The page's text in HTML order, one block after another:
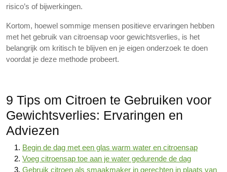
risico’s of bijwerkingen.
Kortom, hoewel sommige mensen positieve ervaringen hebben
met het gebruik van citroensap voor gewichtsverlies, is het
belangrijk om kritisch te blijven en je eigen onderzoek te doen
voordat je deze methode probeert.
9 Tips om Citroen te Gebruiken voor
Gewichtsverlies: Ervaringen en
Adviezen
Begin de dag met een glas warm water en citroensap
Voeg citroensap toe aan je water gedurende de dag
Gebruik citroen als smaakmaker in gerechten in plaats van